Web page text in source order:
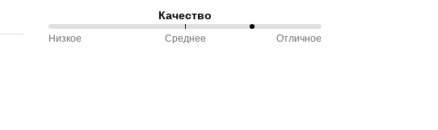
Отлично
Неудобно
Качество
75 %
Низкое Среднее Отличное